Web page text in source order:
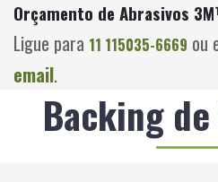
Orçamento de Abrasivos
Ligue para 11 115035-6669 ou
email.
Backing